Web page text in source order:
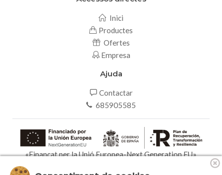
Inici
Productes
Ofertes
Empresa
Ajuda
Contactar
685905585
«Finançat per la Unió Europea-Next Generation EU»